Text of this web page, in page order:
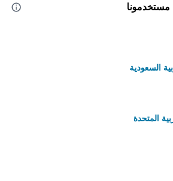
مستخدمونا
السعودية
المتحدة